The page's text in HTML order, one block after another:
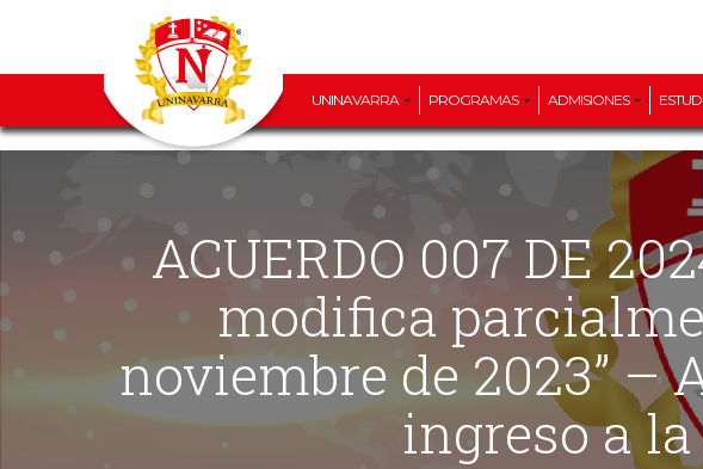
UNINAVARRA PROGRAMAS ADMISIONES
ACUERDO 007 DE 2024 (06 DE JUNIO) “Por el cual se
modifica
noviembre de 2023”
ingreso a